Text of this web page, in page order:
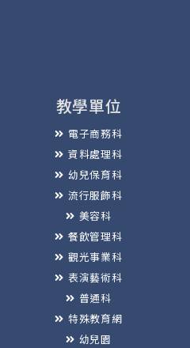
教學單位
電子商務科
資料處理科
幼兒保育科
流行服飾科
美容科
餐飲管理科
觀光事業科
表演藝術科
普通科
特殊教育網
幼兒園